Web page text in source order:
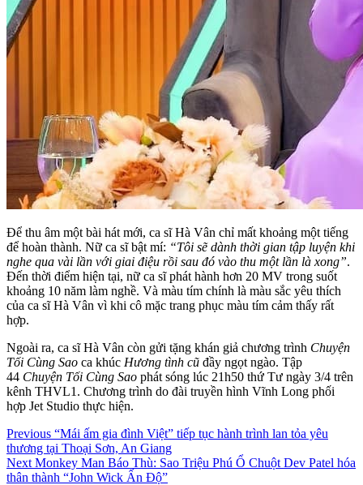
Để thu âm một bài hát mới, ca sĩ Hà Vân chỉ mất khoảng một tiếng
để hoàn thành. Nữ ca sĩ bật mí: “Tôi sẽ dành thời gian tập luyện khi
nghe qua vài lần với giai điệu rồi sau đó vào thu một lần là xong”.
Đến thời điểm hiện tại, nữ ca sĩ phát hành hơn 20 MV trong suốt
khoảng 10 năm làm nghề. Và màu tím chính là màu sắc yêu thích
của ca sĩ Hà Vân vì khi cô mặc trang phục màu tím cảm thấy rất
hợp.
Ngoài ra, ca sĩ Hà Vân còn gửi tặng khán giả chương trình Chuyện
Tối Cùng Sao ca khúc Hương tình cũ đầy ngọt ngào. Tập
44 Chuyện Tối Cùng Sao phát sóng lúc 21h50 thứ Tư ngày 3/4 trên
kênh THVL1. Chương trình do đài truyền hình Vĩnh Long phối
hợp Jet Studio thực hiện.
Continue
Reading
Previous “Mái ấm gia đình Việt” tiếp tục hành trình lan tỏa yêu
thương tại Thoại Sơn, An Giang
Next Monkey Man Báo Thù: Sao Triệu Phú Ổ Chuột Dev Patel hóa
thân thành “John Wick Ấn Độ”